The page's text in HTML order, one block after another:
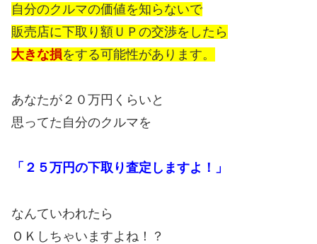
自分のクルマの価値を知らないで
販売店に下取り額ＵＰの交渉をしたら
大きな損をする可能性があります。
あなたが２０万円くらいと
思ってた自分のクルマを
「２５万円の下取り査定しますよ！」
なんていわれたら
ＯＫしちゃいますよね！？